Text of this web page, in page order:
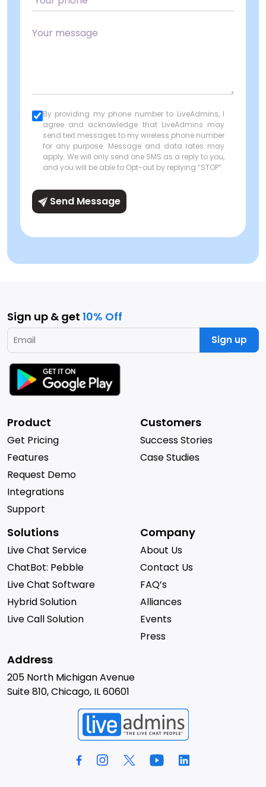
By providing my phone number to LiveAdmins, I
agree and acknowledge that LiveAdmins may
send text messages to my wireless phone number
for any purpose. Message and data rates may
apply. We will only send one SMS as a reply to you,
and you will be able to Opt-out by replying “STOP”.
Send Message
Sign up & get 10% Off
Sign up
Product
Get Pricing
Features
Request Demo
Integrations
Support
Customers
Success Stories
Case Studies
Solutions
Live Chat Service
ChatBot: Pebble
Live Chat Software
Hybrid Solution
Live Call Solution
Company
About Us
Contact Us
FAQ’s
Alliances
Events
Press
Address
205 North Michigan Avenue
Suite 810, Chicago, IL 60601